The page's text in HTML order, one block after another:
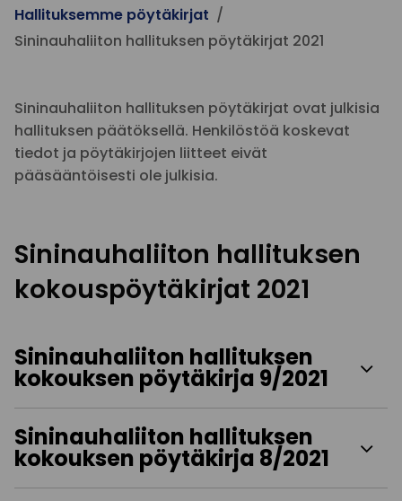
Hallituksemme pöytäkirjat
Sininauhaliiton hallituksen pöytäkirjat 2021
Sininauhaliiton hallituksen pöytäkirjat ovat julkisia
hallituksen päätöksellä. Henkilöstöä koskevat
tiedot ja pöytäkirjojen liitteet eivät
pääsääntöisesti ole julkisia.
Sininauhaliiton hallituksen
kokouspöytäkirjat 2021
Sininauhaliiton hallituksen
kokouksen pöytäkirja 9/2021
Sininauhaliiton hallituksen
kokouksen pöytäkirja 8/2021